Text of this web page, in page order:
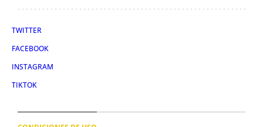
TWITTER
FACEBOOK
INSTAGRAM
TIKTOK